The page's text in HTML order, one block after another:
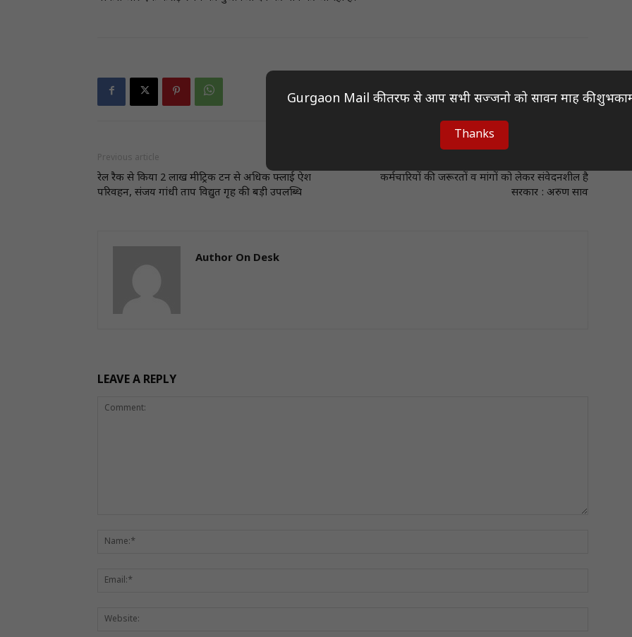
Previous article
रेल रैक से किया 2 लाख मीट्रि‍क टन से अध‍िक फ्लाई ऐश
परिवहन, संजय गांधी ताप विद्युत गृह की बड़ी उपलब्ध‍ि
कर्मचारियों की जरूरतों व मांगों को लेकर संवेदनशील है
सरकार : अरुण साव
Author On Desk
LEAVE A REPLY
Gurgaon Mail की तरफ से आप सभी सज्जनो को सावन माह की
Thanks